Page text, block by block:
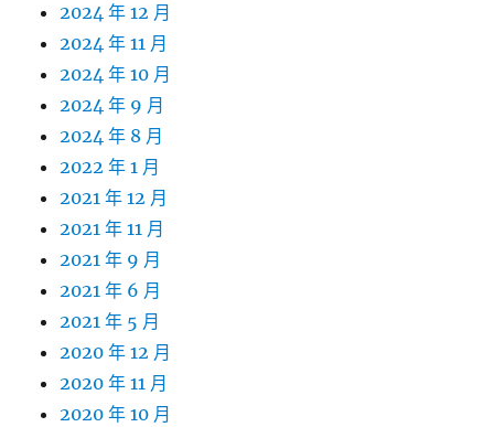
2024 年 12 月
2024 年 11 月
2024 年 10 月
2024 年 9 月
2024 年 8 月
2022 年 1 月
2021 年 12 月
2021 年 11 月
2021 年 9 月
2021 年 6 月
2021 年 5 月
2020 年 12 月
2020 年 11 月
2020 年 10 月